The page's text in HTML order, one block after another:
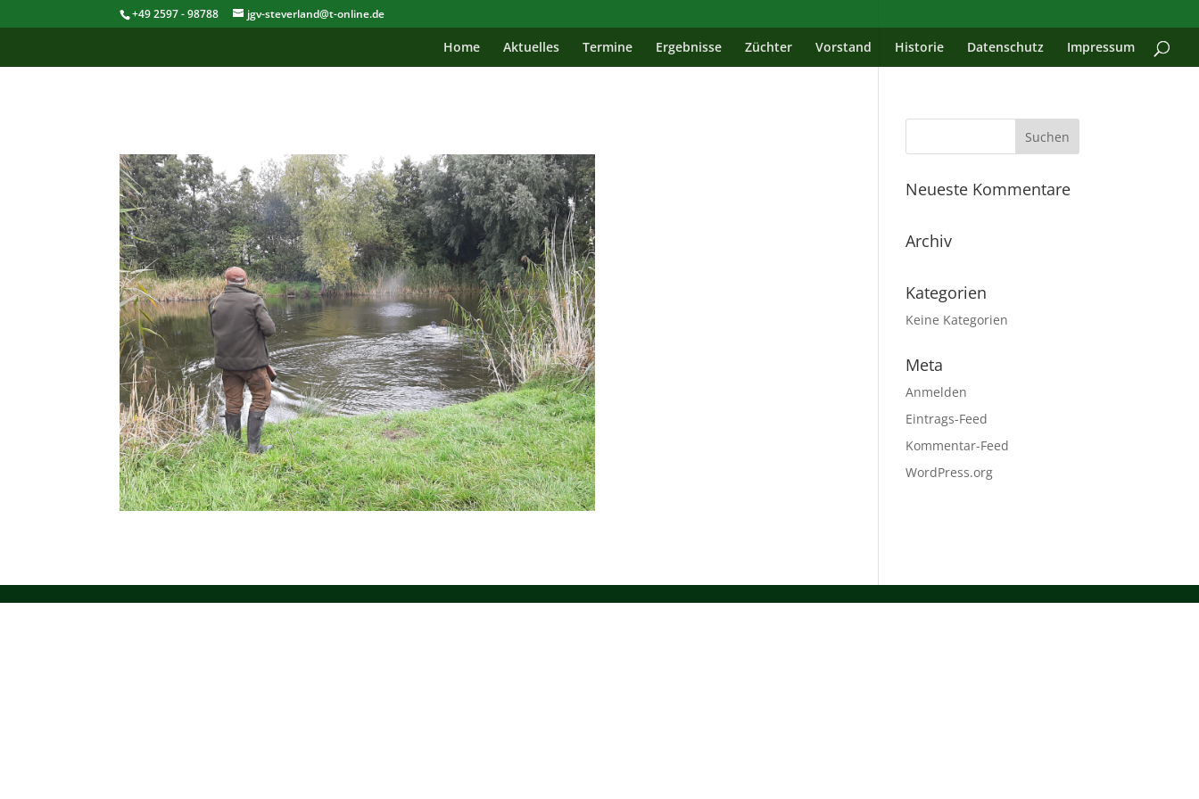
+49 2597 - 98788 jgv-steverland@t-online.de
Home Aktuelles Termine Ergebnisse Züchter Vorstand Historie Datenschutz Impressum
Neueste Kommentare
Archiv
Kategorien
Keine Kategorien
Meta
Anmelden
Eintrags-Feed
Kommentar-Feed
WordPress.org